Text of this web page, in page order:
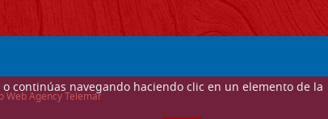
continúas navegando haciendo clic en un elemento de la
Web Agency Telemar